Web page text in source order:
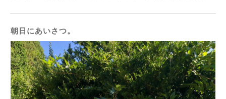
朝日にあいさつ。